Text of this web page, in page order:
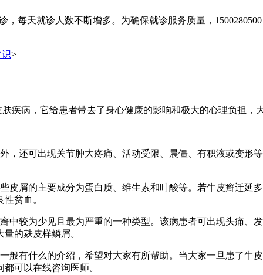
，每天就诊人数不断增多。为确保就诊服务质量，
>
疾病，它给患者带去了身心健康的影响和极大的心理负担，
可出现关节肿大疼痛、活动受限、晨僵、有积液或变形
的主要成分为蛋白质、维生素和叶酸等。若牛皮癣迁延
贫血。
为少见且最为严重的一种类型。该病患者可出现头痛、
的麸皮样鳞屑。
般有什么的介绍，希望对大家有所帮助。当大家一旦患了牛
可以在线咨询医师。